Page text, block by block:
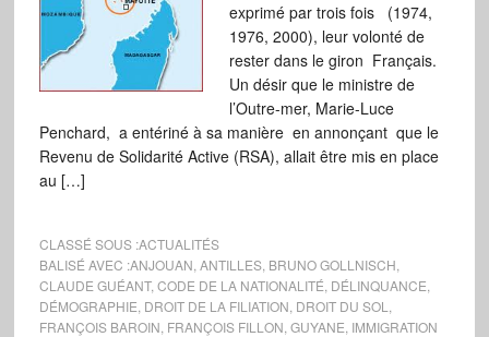
exprimé par trois fois (1974,
1976, 2000), leur volonté de
rester dans le giron Français.
Un désir que le ministre de
l’Outre-mer, Marie-Luce
Penchard, a entériné à sa manière en annonçant que le
Revenu de Solidarité Active (RSA), allait être mis en place
au […]
CLASSÉ SOUS :ACTUALITÉS
BALISÉ AVEC :ANJOUAN ANTILLES, BRUNO GOLLNISCH
CLAUDE GUÉANT, CODE DE LA NATIONALITÉ DÉLINQUANCE
DÉMOGRAPHIE DROIT DE LA FILIATION DROIT DU SOL
FRANÇOIS BAROIN FRANÇOIS FILLON GUYANE IMMIGRATION